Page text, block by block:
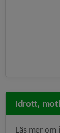
Idrott,
Läs mer